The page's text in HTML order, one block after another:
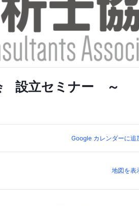
設立セミナー ～
Google カレンダーに追
地図を表